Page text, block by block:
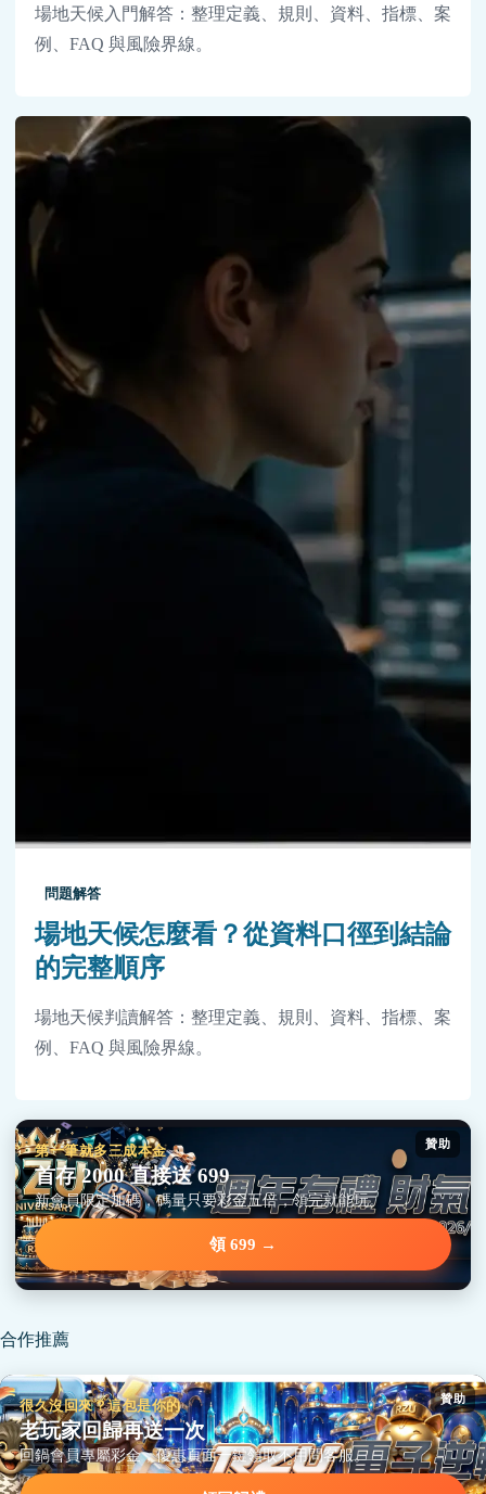
場地天候入門解答：整理定義、規則、資料、指標、案
例、FAQ 與風險界線。
問題解答
場地天候怎麼看？從資料口徑到結論
的完整順序
場地天候判讀解答：整理定義、規則、資料、指標、案
例、FAQ 與風險界線。
贊助
第一筆就多三成本金
首存 2000 直接送 699
新會員限定加碼，碼量只要彩金五倍，領完就能玩。
領 699 →
合作推薦
贊助
很久沒回來？這包是你的
老玩家回歸再送一次
回鍋會員專屬彩金，優惠頁面一鍵領取不用問客服。